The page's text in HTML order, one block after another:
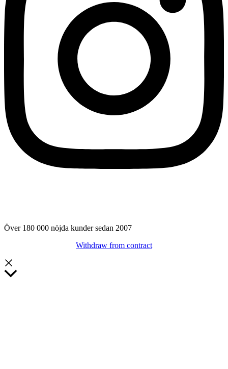
Över 180 000 nöjda kunder sedan 2007
Withdraw from contract